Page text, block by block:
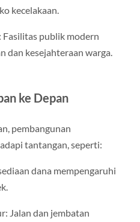
kecelakaan.
publik modern
dan kesejahteraan warga.
ke Depan
pembangunan
tantangan, seperti:
dana mempengaruhi
Jalan dan jembatan